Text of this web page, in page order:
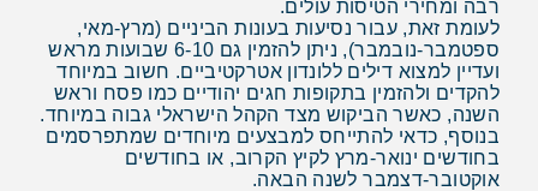
רבה ומחירי הטיסות עולים.
לעומת זאת, עבור נסיעות בעונות הביניים (מרץ-מאי,
ספטמבר-נובמבר), ניתן להזמין גם 6-10 שבועות מראש
ועדיין למצוא דילים ללונדון אטרקטיביים. חשוב במיוחד
להקדים ולהזמין בתקופות חגים יהודיים כמו פסח וראש
השנה, כאשר הביקוש מצד הקהל הישראלי גבוה במיוחד.
בנוסף, כדאי להתייחס למבצעים מיוחדים שמתפרסמים
בחודשים ינואר-מרץ לקיץ הקרוב, או בחודשים
אוקטובר-דצמבר לשנה הבאה.